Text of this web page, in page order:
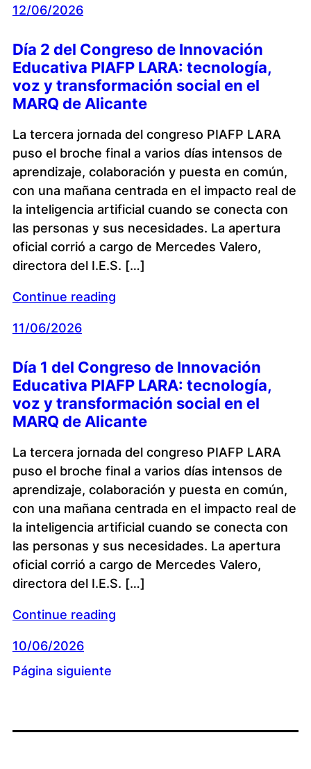
12/06/2026
Día 2 del Congreso de Innovación
Educativa PIAFP LARA: tecnología,
voz y transformación social en el
MARQ de Alicante
La tercera jornada del congreso PIAFP LARA
puso el broche final a varios días intensos de
aprendizaje, colaboración y puesta en común,
con una mañana centrada en el impacto real de
la inteligencia artificial cuando se conecta con
las personas y sus necesidades. La apertura
oficial corrió a cargo de Mercedes Valero,
directora del I.E.S. […]
Continue reading
11/06/2026
Día 1 del Congreso de Innovación
Educativa PIAFP LARA: tecnología,
voz y transformación social en el
MARQ de Alicante
La tercera jornada del congreso PIAFP LARA
puso el broche final a varios días intensos de
aprendizaje, colaboración y puesta en común,
con una mañana centrada en el impacto real de
la inteligencia artificial cuando se conecta con
las personas y sus necesidades. La apertura
oficial corrió a cargo de Mercedes Valero,
directora del I.E.S. […]
Continue reading
10/06/2026
Página siguiente